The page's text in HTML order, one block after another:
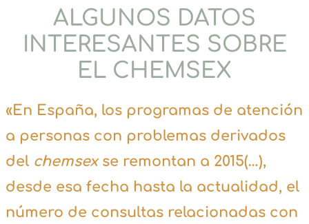
ALGUNOS DATOS
INTERESANTES SOBRE
EL CHEMSEX
«En España, los programas de atención
a personas con problemas derivados
del chemsexse remontan a 2015(…),
desde esa fecha hasta la actualidad, el
número de consultas relacionadas con